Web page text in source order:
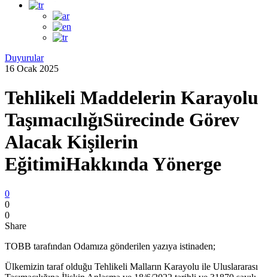
Duyurular
16 Ocak 2025
Tehlikeli Maddelerin Karayolu
TaşımacılığıSürecinde Görev
Alacak Kişilerin
EğitimiHakkında Yönerge
0
0
0
Share
TOBB tarafından Odamıza gönderilen yazıya istinaden;
Ülkemizin taraf olduğu Tehlikeli Malların Karayolu ile Uluslararası